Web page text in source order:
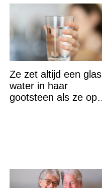
Ze zet altijd een glas
water in haar
gootsteen als ze op